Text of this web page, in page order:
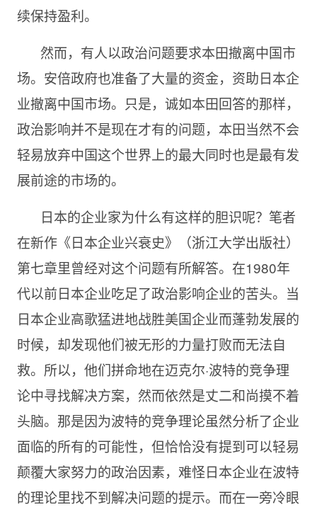
续保持盈利。
然而，有人以政治问题要求本田撤离中国市
场。安倍政府也准备了大量的资金，资助日本企
业撤离中国市场。只是，诚如本田回答的那样，
政治影响并不是现在才有的问题，本田当然不会
轻易放弃中国这个世界上的最大同时也是最有发
展前途的市场的。
日本的企业家为什么有这样的胆识呢？笔者
在新作《日本企业兴衰史》（浙江大学出版社）
第七章里曾经对这个问题有所解答。在1980年
代以前日本企业吃足了政治影响企业的苦头。当
日本企业高歌猛进地战胜美国企业而蓬勃发展的
时候，却发现他们被无形的力量打败而无法自
救。所以，他们拼命地在迈克尔·波特的竞争理
论中寻找解决方案，然而依然是丈二和尚摸不着
头脑。那是因为波特的竞争理论虽然分析了企业
面临的所有的可能性，但恰恰没有提到可以轻易
颠覆大家努力的政治因素，难怪日本企业在波特
的理论里找不到解决问题的提示。而在一旁冷眼